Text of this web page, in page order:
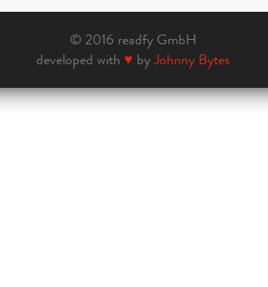
© 2016 readfy GmbH
developed with ♥ byJohnny Bytes